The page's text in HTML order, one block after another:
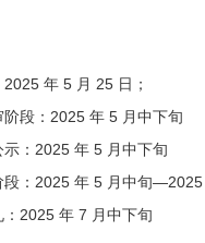
年 5 月 25 日；
段：2025 年 5 月中下旬
：2025 年 5 月中下旬
段：2025 年 5 月中旬—2025
2025 年 7 月中下旬